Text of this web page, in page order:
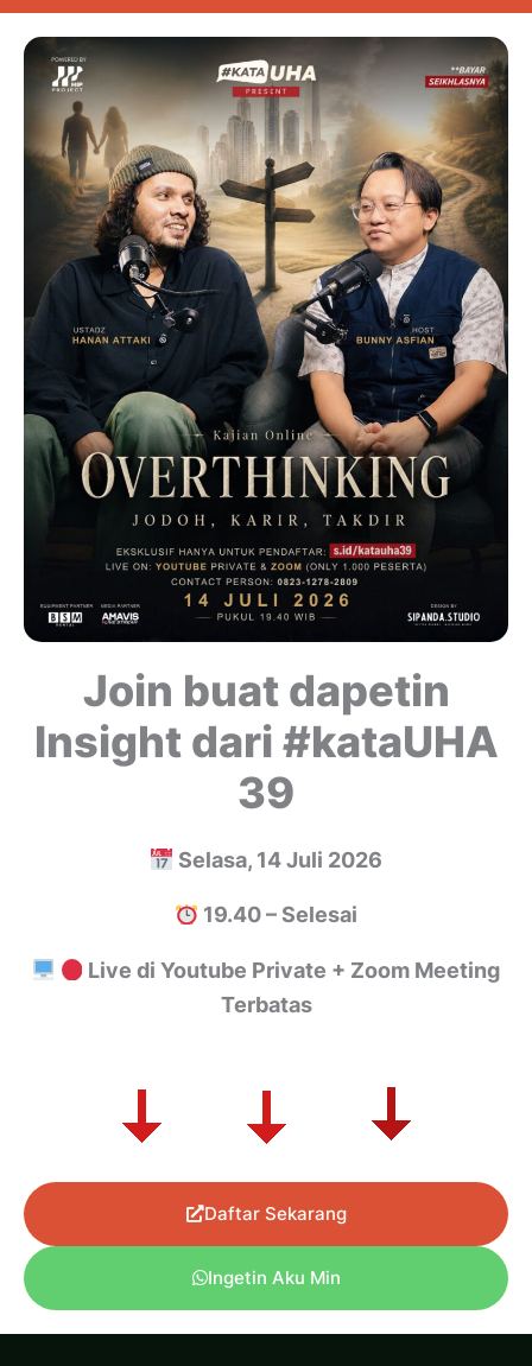
Join buat dapetin
Insight dari #kataUHA
39
Selasa, 14 Juli 2026
19.40 – Selesai
Live di Youtube Private + Zoom Meeting
Terbatas
Daftar Sekarang
Ingetin Aku Min